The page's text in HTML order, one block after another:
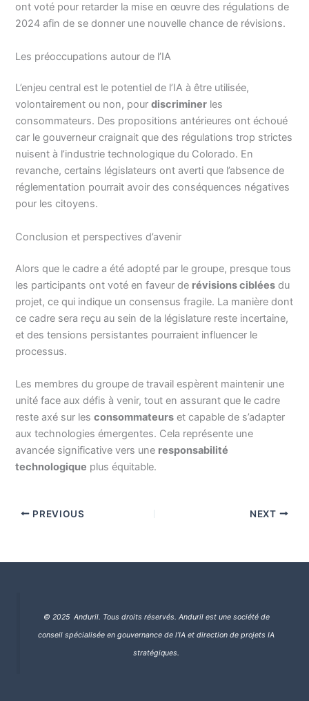
ont voté pour retarder la mise en œuvre des régulations de
2024 afin de se donner une nouvelle chance de révisions.
Les préoccupations autour de l’IA
L’enjeu central est le potentiel de l’IA à être utilisée,
volontairement ou non, pourdiscriminer les
consommateurs. Des propositions antérieures ont échoué
car le gouverneur craignait que des régulations trop strictes
nuisent à l’industrie technologique du Colorado. En
revanche, certains législateurs ont averti que l’absence de
réglementation pourrait avoir des conséquences négatives
pour les citoyens.
Conclusion et perspectives d’avenir
Alors que le cadre a été adopté par le groupe, presque tous
les participants ont voté en faveur de révisions ciblées du
projet, ce qui indique un consensus fragile. La manière dont
ce cadre sera reçu au sein de la législature reste incertaine,
et des tensions persistantes pourraient influencer le
processus.
Les membres du groupe de travail espèrent maintenir une
unité face aux défis à venir, tout en assurant que le cadre
reste axé sur lesconsommateurs et capable de s’adapter
aux technologies émergentes. Cela représente une
avancée significative vers une responsabilité
technologique plus équitable.
PREVIOUS NEXT
© 2025 Anduril. Tous droits réservés. Anduril est une société de
conseil spécialisée en gouvernance de l’IA et direction de projets IA
stratégiques.